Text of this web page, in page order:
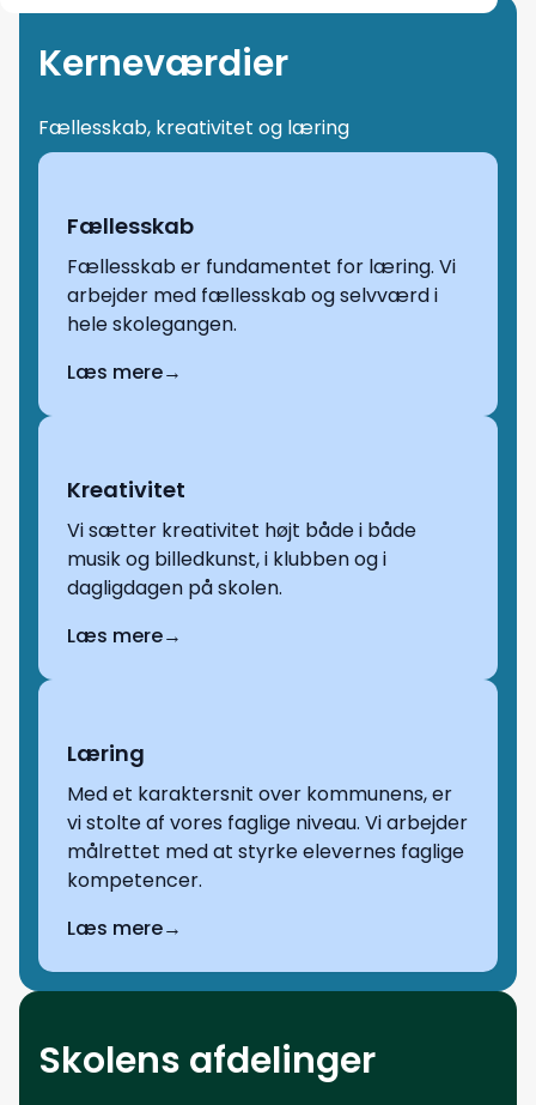
Kerneværdier
Fællesskab, kreativitet og læring
Fællesskab
Fællesskab er fundamentet for læring. Vi
arbejder med fællesskab og selvværd i
hele skolegangen.
Læs mere→
Kreativitet
Vi sætter kreativitet højt både i både
musik og billedkunst, i klubben og i
dagligdagen på skolen.
Læs mere→
Læring
Med et karaktersnit over kommunens, er
vi stolte af vores faglige niveau. Vi arbejder
målrettet med at styrke elevernes faglige
kompetencer.
Læs mere→
Skolens afdelinger